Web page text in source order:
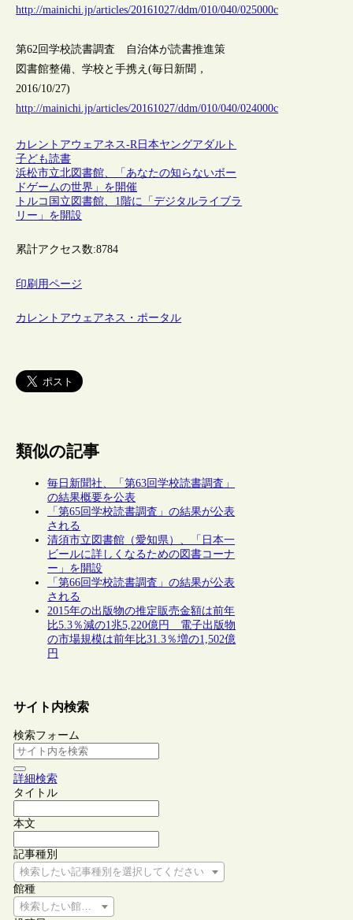
http://mainichi.jp/articles/20161027/ddm/010/040/025000c
第62回学校読書調査 自治体が読書推進策
図書館整備、学校と手携え(毎日新聞，
2016/10/27)
http://mainichi.jp/articles/20161027/ddm/010/040/024000c
カレントアウェアネス-R日本ヤングアダルト
子ども読書
浜松市立北図書館、「あなたの知らないボー
ドゲームの世界」を開催
トルコ国立図書館、1階に「デジタルライブラ
リー」を開設
累計アクセス数:8784
印刷用ページ
カレントアウェアネス・ポータル
類似の記事
毎日新聞社、「第63回学校読書調査」
の結果概要を公表
「第65回学校読書調査」の結果が公表
される
清須市立図書館（愛知県）、「日本一
ビールに詳しくなるための図書コーナ
ー」を開設
「第66回学校読書調査」の結果が公表
される
2015年の出版物の推定販売金額は前年
比5.3％減の1兆5,220億円 電子出版物
の市場規模は前年比31.3％増の1,502億
円
サイト内検索
検索フォーム
詳細検索
タイトル
本文
記事種別
検索したい記事種別を選択してください
館種
検索したい館種を選択してください